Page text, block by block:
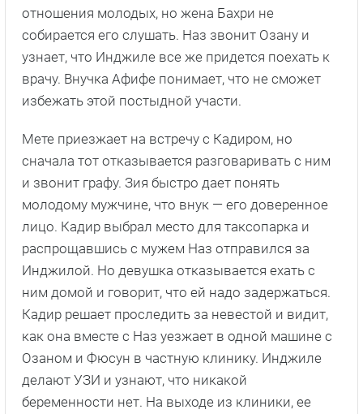
отношения молодых, но жена Бахри не
собирается его слушать. Наз звонит Озану и
узнает, что Инджиле все же придется поехать к
врачу. Внучка Афифе понимает, что не сможет
избежать этой постыдной участи.
Мете приезжает на встречу с Кадиром, но
сначала тот отказывается разговаривать с ним
и звонит графу. Зия быстро дает понять
молодому мужчине, что внук — его доверенное
лицо. Кадир выбрал место для таксопарка и
распрощавшись с мужем Наз отправился за
Инджилой. Но девушка отказывается ехать с
ним домой и говорит, что ей надо задержаться.
Кадир решает проследить за невестой и видит,
как она вместе с Наз уезжает в одной машине с
Озаном и Фюсун в частную клинику. Инджиле
делают УЗИ и узнают, что никакой
беременности нет. На выходе из клиники, ее